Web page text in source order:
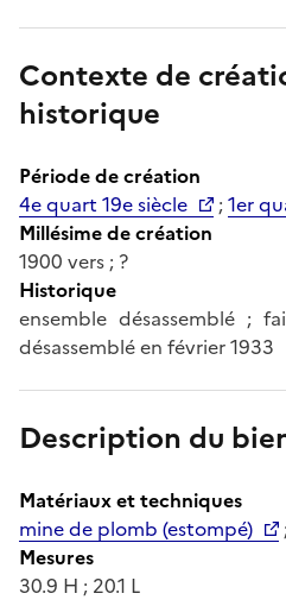
Contexte de
historique
Période de création
4e quart 19e siècle
;1er
Millésime de création
1900 vers ; ?
Historique
ensemble désassemblé ;
désassemblé en février 1933
Description du
Matériaux et techniques
mine de plomb (estompé)
Mesures
30.9 H ; 20.1 L